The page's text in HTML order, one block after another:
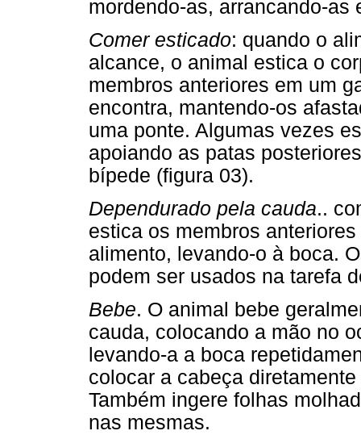
mordendo-as, arrancando-as
Comer esticado: quando o
alcance, o animal estica o
membros anteriores em um
encontra, mantendo-os
uma ponte. Algumas vezes
apoiando as patas
bípede (figura 03).
Dependurado pela cauda..
estica os membros
alimento, levando-o à boca.
podem ser usados na tarefa
Bebe. O animal bebe
cauda, colocando a mão no
levando-a a boca
colocar a cabeça
Também ingere folhas
nas mesmas.